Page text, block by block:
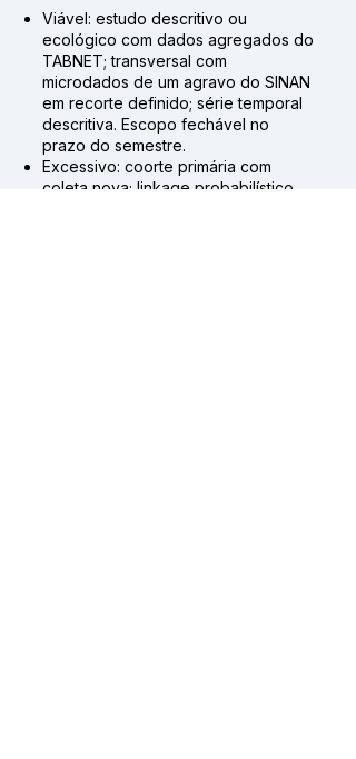
Viável: estudo descritivo ou
ecológico com dados agregados do
TABNET; transversal com
microdados de um agravo do SINAN
em recorte definido; série temporal
descritiva. Escopo fechável no
prazo do semestre.
Excessivo: coorte primária com
coleta nova; linkage probabilístico